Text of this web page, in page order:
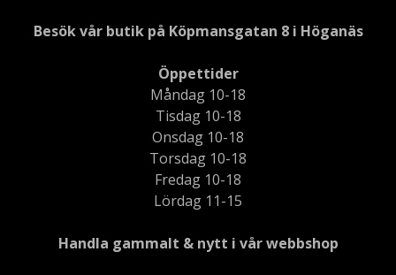
Besök vår butik på Köpmansgatan 8 i Höganäs
Öppettider
Måndag 10-18
Tisdag 10-18
Onsdag 10-18
Torsdag 10-18
Fredag 10-18
Lördag 11-15
Handla gammalt & nytt i vår webbshop